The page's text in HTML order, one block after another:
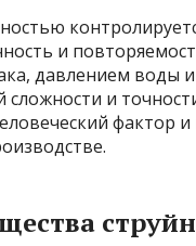
и
давлением воды
сложности и
фактор